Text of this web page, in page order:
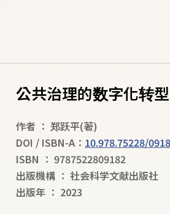
公共治理的数字化转
作者 ： 郑跃平(著)
DOI / ISBN-A： 10.978.75228/
ISBN ： 9787522809182
出版機構 ： 社会科学文献出版社
出版年 ： 2023